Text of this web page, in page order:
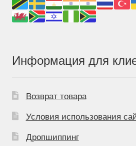
Информация для
Возврат товара
Условия использования
Дропшиппинг